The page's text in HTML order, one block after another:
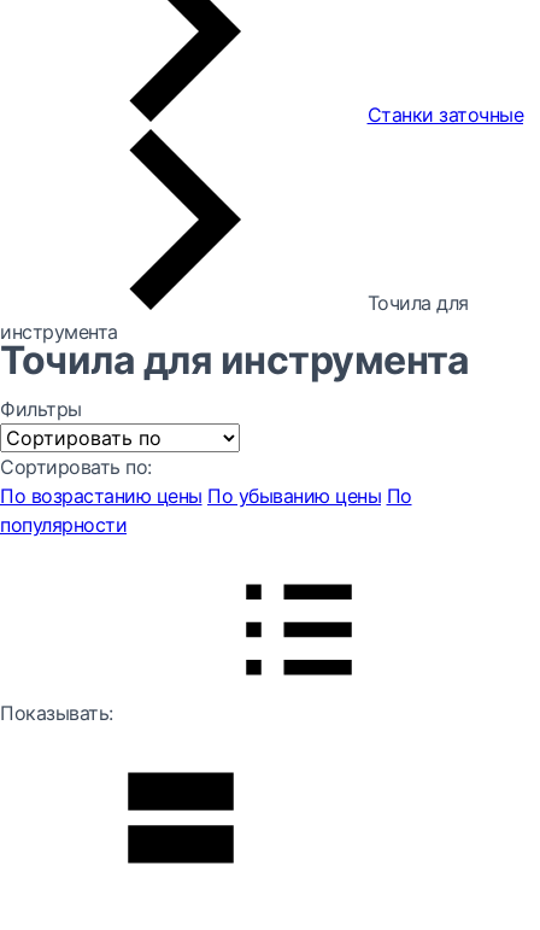
Станки заточные
Точила для
инструмента
Точила для инструмента
Фильтры
Сортировать по:
По возрастанию цены По убыванию цены По
популярности
Показывать: